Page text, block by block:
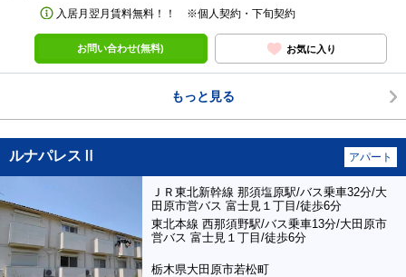
入居月翌月賃料無料！！ ※個人契約・下旬契約
お問い合わせ(無料) お気に入り
もっと見る
ルナパレスⅡ アパート
ＪＲ東北新幹線 那須塩原駅/バス乗車32分/大
田原市営バス 富士見１丁目/徒歩6分
東北本線 西那須野駅/バス乗車13分/大田原市
営バス 富士見１丁目/徒歩6分
栃木県大田原市若松町